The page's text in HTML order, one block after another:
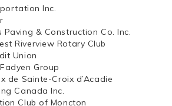
Inc.
Paving & Construction Co. Inc.
Riverview Rotary Club
Union
Group
de Sainte-Croix d’Acadie
Canada Inc.
Club of Moncton